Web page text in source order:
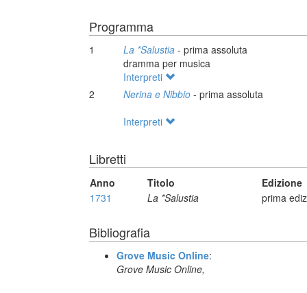
Programma
1 La *Salustia - prima assoluta
dramma per musica
Interpreti
2
Nerina e Nibbio - prima assoluta
Interpreti
Libretti
Anno Titolo
Edizione
1731
La *Salustia prima
Bibliografia
Grove Music Online:
Grove Music Online,